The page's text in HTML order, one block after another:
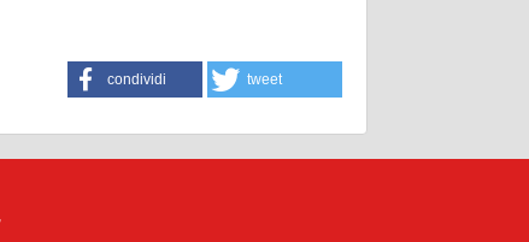
condividi tweet